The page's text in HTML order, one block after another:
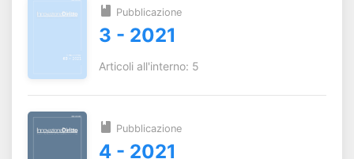
Pubblicazione
3 - 2021
Articoli all'interno: 5
Pubblicazione
4 - 2021